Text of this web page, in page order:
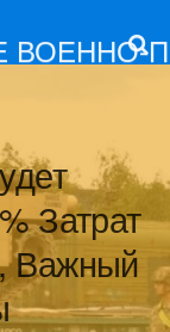
ВОЕННО-
Затрат
Важный